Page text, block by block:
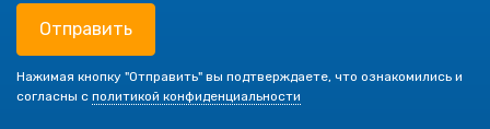
Отправить
Нажимая кнопку "Отправить" вы подтверждаете, что ознакомились и
согласны с политикой конфиденциальности